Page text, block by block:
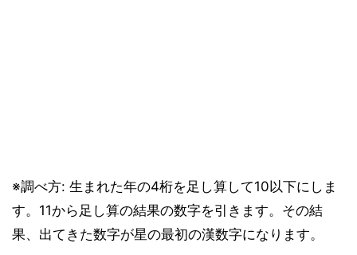
※調べ方: 生まれた年の4桁を足し算して10以下にしま
す。11から足し算の結果の数字を引きます。その結
果、出てきた数字が星の最初の漢数字になります。